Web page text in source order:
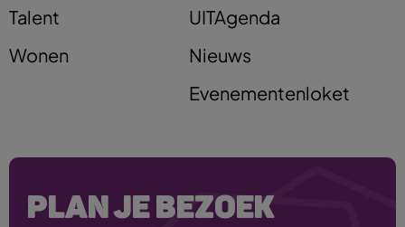
Talent
Wonen
UITAgenda
Nieuws
Evenementenloket
PLAN JE BEZOEK